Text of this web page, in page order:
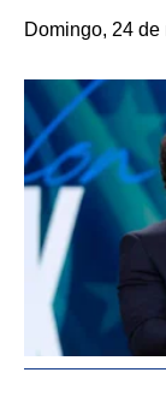
Domingo, 24